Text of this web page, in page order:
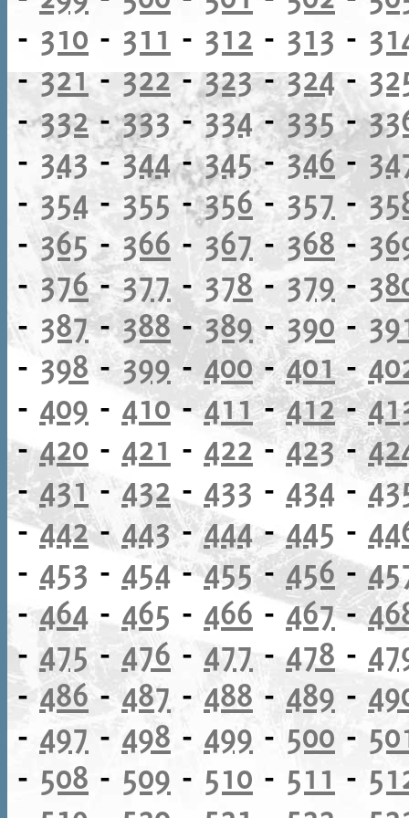
- 310 - 311 - 312 - 313 -
-321-322-323-324-
-332-333-334-335-
- 343-344-345-346-
- 354 - 355-356- 357 -
-365 -366 - 367 - 368 -
- 376-377- 378 - 379 -
- 387-388-389- 390-
- 398 -399- 400-401-
- 409 - 410-411-412-
-420 - 421 - 422- 423-
-431-432- 433 - 434 -
-442-443-444-445 -
- 453 - 454-455-456-
-464 - 465 - 466 -467-
- 475 -476 - 477- 478 -
- 486-487 - 488 - 489 -
- 497 - 498 - 499 - 500 -
- 508 - 509 - 510 - 511 -